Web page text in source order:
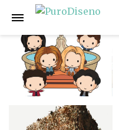
Anterior Siguiente